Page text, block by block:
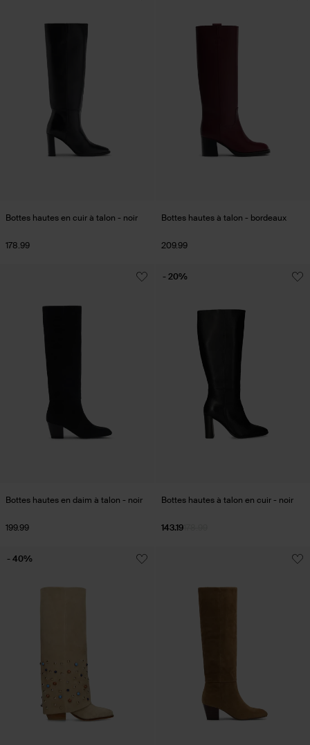
Bottes hautes en cuir à talon - noir
178.99
Bottes hautes à talon - bordeaux
209.99
Bottes hautes en daim à talon - noir
199.99
Bottes hautes à talon en cuir - noir
143.19
- 20%
- 40%